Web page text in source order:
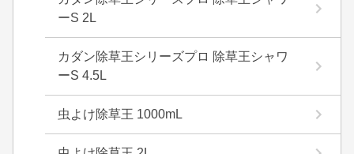
ーS 2L
カダン除草王シリーズプロ 除草王シャワ
ーS 4.5L
虫よけ除草王 1000mL